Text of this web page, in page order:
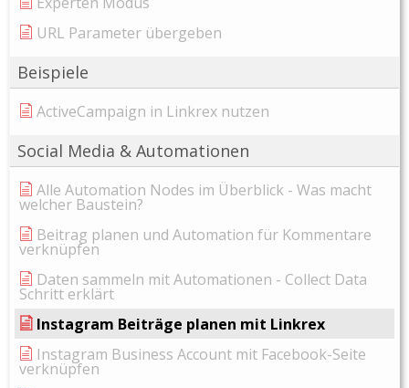
URL Parameter übergeben
Beispiele
ActiveCampaign in Linkrex nutzen
Social Media & Automationen
Alle Automation Nodes im Überblick - Was macht
welcher Baustein?
Beitrag planen und Automation für Kommentare
verknüpfen
Daten sammeln mit Automationen - Collect Data
Schritt erklärt
Instagram Beiträge planen mit Linkrex
Instagram Business Account mit Facebook-Seite
verknüpfen